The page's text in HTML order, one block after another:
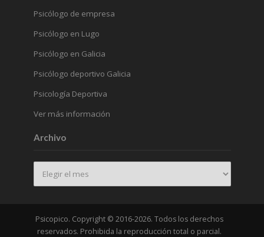
Psicólogo de empresa
Psicólogo en Lugo
Psicólogo en Galicia
Psicólogo deportivo Galicia
Psicología Deportiva
Ver más información
Archivo
Archivo
Psicopico. Copyright © 2016-2026. Todos los derechos
reservados. Prohibida la reproducción total o parcial.